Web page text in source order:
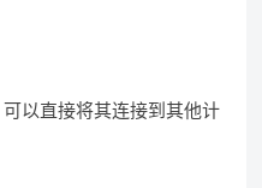
以直接将其连接到其他计